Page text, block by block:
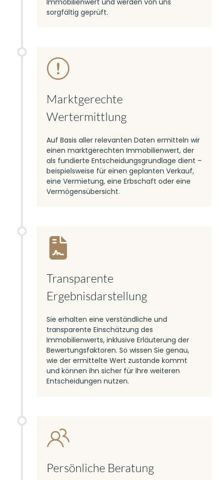
Immobilienwert und werden von uns
sorgfältig geprüft.
Marktgerechte
Wertermittlung
Auf Basis aller relevanten Daten ermitteln wir
einen marktgerechten Immobilienwert, der
als fundierte Entscheidungsgrundlage dient –
beispielsweise für einen geplanten Verkauf,
eine Vermietung, eine Erbschaft oder eine
Vermögensübersicht.
Transparente
Ergebnisdarstellung
Sie erhalten eine verständliche und
transparente Einschätzung des
Immobilienwerts, inklusive Erläuterung der
Bewertungsfaktoren. So wissen Sie genau,
wie der ermittelte Wert zustande kommt
und können ihn sicher für Ihre weiteren
Entscheidungen nutzen.
Persönliche Beratung